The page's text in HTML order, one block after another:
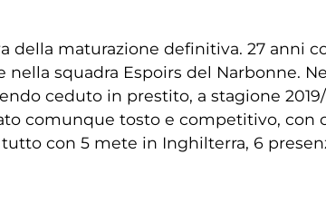
della maturazione definitiva. 27 anni
squadra Espoirs del Narbonne.
ceduto in prestito, a stagione
comunque tosto e competitivo, con
con 5 mete in Inghilterra, 6